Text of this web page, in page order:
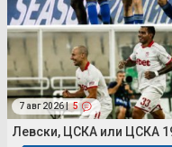
7 авг 2026 | 5
Левски, ЦСКА или ЦСКА